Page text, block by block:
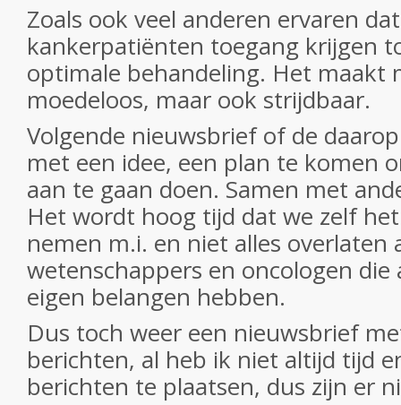
Zoals ook veel anderen ervaren
kankerpatiënten toegang krijgen
optimale behandeling. Het maakt
moedeloos, maar ook strijdbaar.
Volgende nieuwsbrief of de
met een idee, een plan te komen
aan te gaan doen. Samen met
Het wordt hoog tijd dat we zelf
nemen m.i. en niet alles overlaten
wetenschappers en oncologen die
eigen belangen hebben.
Dus toch weer een nieuwsbrief
berichten, al heb ik niet altijd tijd
berichten te plaatsen, dus zijn er